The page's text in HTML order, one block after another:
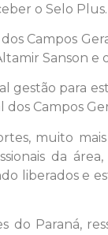
o Selo Plus.
Campos
Sanson
para
Campos
muito
da
liberados e
do Paraná,